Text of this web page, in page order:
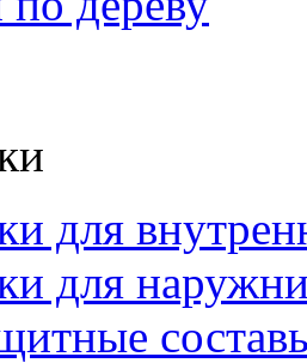
для
для